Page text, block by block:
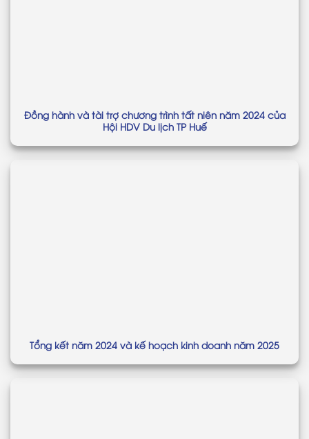
Đồng hành và tài trợ chương trình tất niên năm 2024 của
Hội HDV Du lịch TP Huế
Tổng kết năm 2024 và kế hoạch kinh doanh năm 2025